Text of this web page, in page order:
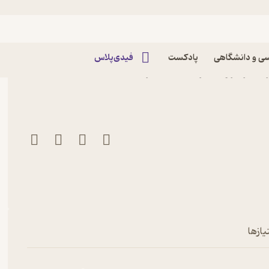
و دانشگاهی پادکست فیدی‌پلاس